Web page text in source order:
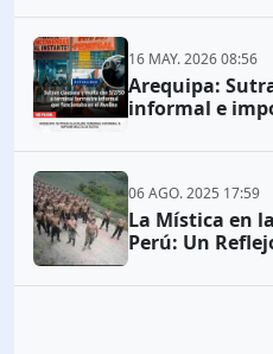
16 MAY. 2026 08:56
Arequipa:
informal e
06 AGO. 2025 17:59
La Mística en
Perú: Un